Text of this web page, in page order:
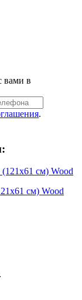
вами в
.
cм) Wood